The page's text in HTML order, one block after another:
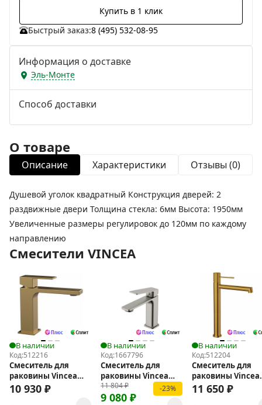
Купить в 1 клик
Быстрый заказ:8 (495) 532-08-95
Информация о доставке
Эль-Монте
Способ доставки
О товаре
Описание Характеристики Отзывы (0)
Душевой уголок квадратный Конструкция дверей: 2
раздвижные двери Толщина стекла: 6мм Высота: 1950мм
Увеличенные размеры регулировок до 120мм по каждому
направлению
Смесители VINCEA
В наличии
Код:512216
Смеситель для
раковины Vincea
Cube VBF-1C01BG
10 930 ₽
В наличии
Код:1667796
Смеситель для
раковины Vincea
Core VBF-4CO1BN
11 804₽
9 080 ₽
-23%
В наличии
Код:512204
Смеситель для
раковины Vincea
Desire VBF-1D2BG
11 650 ₽